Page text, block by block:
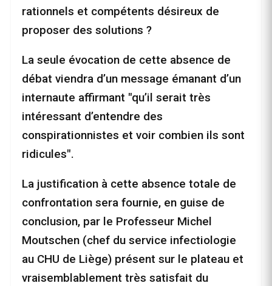
rationnels et compétents désireux de
proposer des solutions ?
La seule évocation de cette absence de
débat viendra d’un message émanant d’un
internaute affirmant "qu’il serait très
intéressant d’entendre des
conspirationnistes et voir combien ils sont
ridicules".
La justification à cette absence totale de
confrontation sera fournie, en guise de
conclusion, par le Professeur Michel
Moutschen (chef du service infectiologie
au CHU de Liège) présent sur le plateau et
vraisemblablement très satisfait du